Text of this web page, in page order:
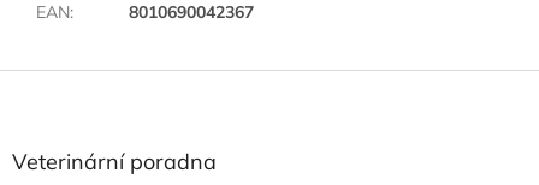
EAN: 8010690042367
aVeterinární poradna